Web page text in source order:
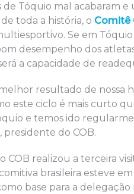
de Tóquio mal acabaram
toda a história, o Comitê
Se em
desempenho dos
a capacidade de
resultado de nossa
este ciclo é mais curto
e temos ido
presidente do COB.
o COB realizou a terceira
brasileira esteve
base para a